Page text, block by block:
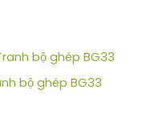
bộ ghép BG33